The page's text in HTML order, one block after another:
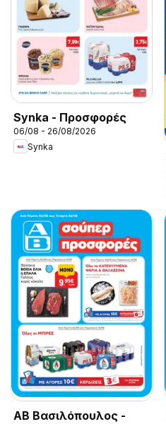
Synka - Προσφορές
06/08 - 26/08/2026
Synka
ΑΒ Βασιλόπουλος -